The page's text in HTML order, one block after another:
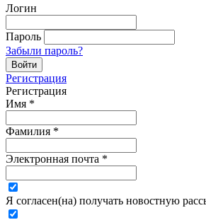
Логин
Пароль
Забыли пароль?
Регистрация
Регистрация
Имя *
Фамилия *
Электронная почта *
Я согласен(на) получать новостную